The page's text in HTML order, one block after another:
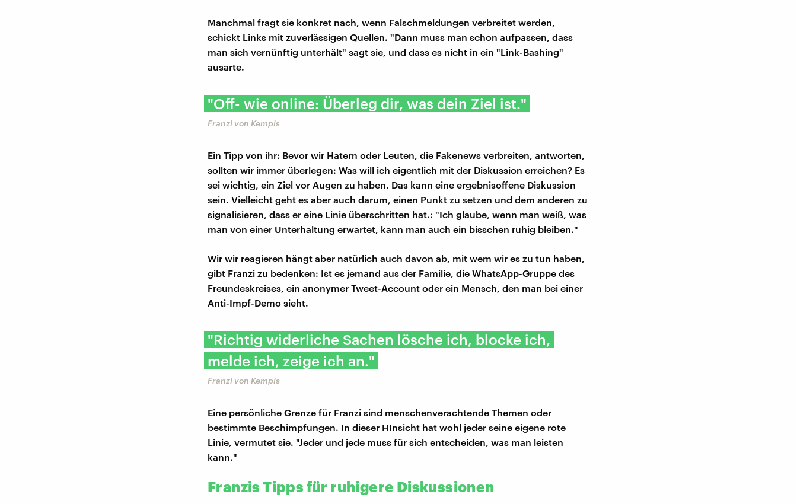
Manchmal fragt sie konkret nach, wenn Falschmeldungen verbreitet werden,
schickt Links mit zuverlässigen Quellen. "Dann muss man schon aufpassen, dass
man sich vernünftig unterhält" sagt sie, und dass es nicht in ein "Link-Bashing"
ausarte.
"Off- wie online: Überleg dir, was dein Ziel ist."
Franzi von Kempis
Ein Tipp von ihr: Bevor wir Hatern oder Leuten, die Fakenews verbreiten, antworten,
sollten wir immer überlegen: Was will ich eigentlich mit der Diskussion erreichen? Es
sei wichtig, ein Ziel vor Augen zu haben. Das kann eine ergebnisoffene Diskussion
sein. Vielleicht geht es aber auch darum, einen Punkt zu setzen und dem anderen zu
signalisieren, dass er eine Linie überschritten hat.: "Ich glaube, wenn man weiß, was
man von einer Unterhaltung erwartet, kann man auch ein bisschen ruhig bleiben."
Wir wir reagieren hängt aber natürlich auch davon ab, mit wem wir es zu tun haben,
gibt Franzi zu bedenken: Ist es jemand aus der Familie, die WhatsApp-Gruppe des
Freundeskreises, ein anonymer Tweet-Account oder ein Mensch, den man bei einer
Anti-Impf-Demo sieht.
"Richtig widerliche Sachen lösche ich, blocke ich,
melde ich, zeige ich an."
Franzi von Kempis
Eine persönliche Grenze für Franzi sind menschenverachtende Themen oder
bestimmte Beschimpfungen. In dieser HInsicht hat wohl jeder seine eigene rote
Linie, vermutet sie. "Jeder und jede muss für sich entscheiden, was man leisten
kann."
Franzis Tipps für ruhigere Diskussionen